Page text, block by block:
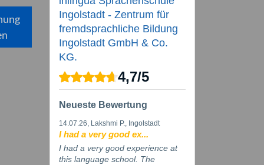
Ingolstadt - Zentrum für
fremdsprachliche Bildung
Ingolstadt GmbH & Co.
KG.
4,7/5
Neueste Bewertung
14.07.26, Lakshmi P., Ingolstadt
I had a very good ex...
I had a very good experience at
this language school. The